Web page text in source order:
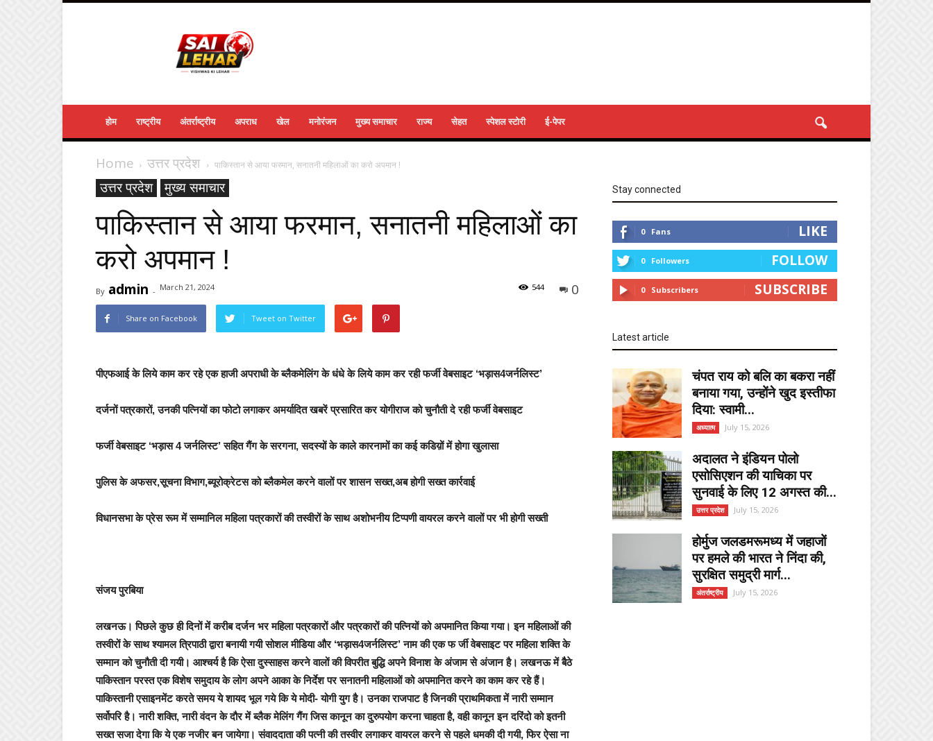
होम राष्ट्रीय अंतर्राष्ट्रीय अपराध खेल मनोरंजन मुख्य समाचार राज्य सेहत स्पेशल स्टोरी ई-पेपर
Home उत्तर प्रदेश पाकिस्तान से आया फरमान, सनातनी महिलाओं का करो अपमान !
उत्तर प्रदेश मुख्य समाचार
पाकिस्तान से आया फरमान, सनातनी महिलाओं का
करो अपमान !
By admin - March 21, 2024 0
544
Share on Facebook Tweet on Twitter
पीएफआई के लिये काम कर रहे एक हाजी अपराधी के ब्लैकमेलिंग के धंधे के लिये काम कर रही फर्जी वेबसाइट ‘भड़ास4जर्नलिस्ट’
दर्जनों पत्रकारों, उनकी पत्नियों का फोटो लगाकर अमर्यादित खबरें प्रसारित कर योगीराज को चुनौती दे रही फर्जी वेबसाइट
फर्जी वेबसाइट ‘भड़ास 4 जर्नलिस्ट’ सहित गैंग के सरगना, सदस्यों के काले कारनामों का कई कडिय़ों में होगा खुलासा
पुलिस के अफसर,सूचना विभाग,ब्यूरोक्रेटस को ब्लैकमेल करने वालों पर शासन सख्त,अब होगी सख्त कार्रवाई
विधानसभा के प्रेस रूम में सम्मानिल महिला पत्रकारों की तस्वीरों के साथ अशोभनीय टिप्पणी वायरल करने वालों पर भी होगी सख्ती
संजय पुरबिया
लखनऊ। पिछले कुछ ही दिनों में करीब दर्जन भर महिला पत्रकारों और पत्रकारों की पत्नियों को अपमानित किया गया। इन महिलाओं की
तस्वीरों के साथ श्यामल त्रिपाठी द्वारा बनायी गयी सोशल मीडिया और ‘भड़ास4जर्नलिस्ट’ नाम की एक फ र्जी वेबसाइट पर महिला शक्ति के
सम्मान को चुनौती दी गयी। आश्चर्य है कि ऐसा दुस्साहस करने वालों की विपरीत बुद्धि अपने विनाश के अंजाम से अंजान है। लखनऊ में बैैठे
पाकिस्तान परस्त एक विशेष समुदाय के लोग अपने आका के निर्देश पर सनातनी महिलाओं को अपमानित करने का काम कर रहे हैं।
पाकिस्तानी एसाइनमेंट करते समय ये शायद भूल गये कि ये मोदी- योगी युग है। उनका राजपाट है जिनकी प्राथमिकता में नारी सम्मान
सर्वोपरि है। नारी शक्ति, नारी वंदन के दौर में ब्लैक मेलिंग गैंग जिस कानून का दुरुपयोग करना चाहता है, वही कानून इन दरिंदो को इतनी
सख्त सजा देगा कि ये एक नजीर बन जायेगा। संवाददाता की पत्नी की तस्वीर लगाकर वायरल करने से पहले धमकी दी गयी, फिर ऐसा ना
Stay connected
0 Fans LIKE
0 Followers FOLLOW
0 Subscribers SUBSCRIBE
Latest article
चंपत राय को बलि का बकरा नहीं
बनाया गया, उन्होंने खुद इस्तीफा
दिया: स्वामी...
अध्यात्म July 15, 2026
अदालत ने इंडियन पोलो
एसोसिएशन की याचिका पर
सुनवाई के लिए 12 अगस्त की...
उत्तर प्रदेश July 15, 2026
होर्मुज जलडमरूमध्य में जहाजों
पर हमले की भारत ने निंदा की,
सुरक्षित समुद्री मार्ग...
अंतर्राष्ट्रीय July 15, 2026